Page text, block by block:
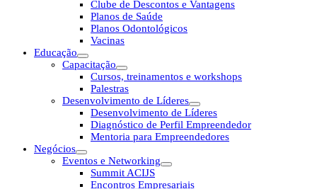
Clube de Descontos e Vantagens
Planos de Saúde
Planos Odontológicos
Vacinas
Educação
Capacitação
Cursos, treinamentos e workshops
Palestras
Desenvolvimento de Líderes
Desenvolvimento de Líderes
Diagnóstico de Perfil Empreendedor
Mentoria para Empreendedores
Negócios
Eventos e Networking
Summit ACIJS
Encontros Empresariais